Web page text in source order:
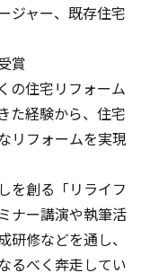
ジャー、既存住宅
賞
の住宅リフォーム
た経験から、住宅
リフォームを実現
を創る「リライフ
ナー講演や執筆活
修などを通し、
るべく奔走してい